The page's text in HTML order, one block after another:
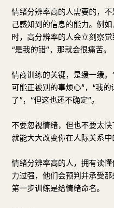
情绪分辨率高的人需要的，
己感知到的信息的能力。例
时，高分辨率的人会立刻察
“是我的错”，那就会很痛苦。
情商训练的关键，是缓一缓。
可能正被别的事烦心”，“我
了”，“但这也还不确定”。
不要忽视情绪，但也不要太快
就能大大改变你在人际关系中
情绪分辨率高的人，拥有读
力过强，他们会预判并承受那
第一步训练是给情绪命名。